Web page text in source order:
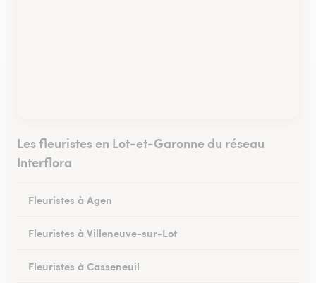
Les fleuristes en Lot-et-Garonne du réseau
Interflora
Fleuristes à Agen
Fleuristes à Villeneuve-sur-Lot
Fleuristes à Casseneuil